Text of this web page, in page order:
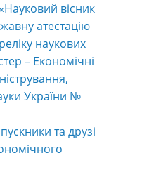
вісник
атестацію
наукових
– Економічні
України №
та друзі